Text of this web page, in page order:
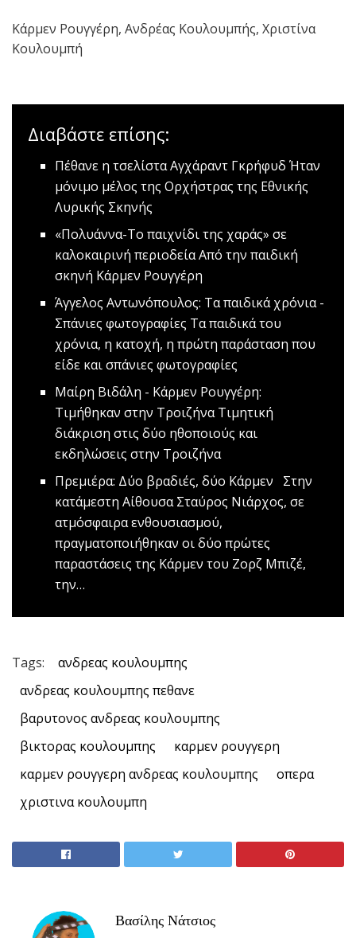
Κάρμεν Ρουγγέρη, Ανδρέας Κουλουμπής, Χριστίνα
Κουλουμπή
Διαβάστε επίσης:
Πέθανε η τσελίστα Αγχάραντ Γκρήφυδ Ήταν
μόνιμο μέλος της Ορχήστρας της Εθνικής
Λυρικής Σκηνής
«Πολυάννα-Το παιχνίδι της χαράς» σε
καλοκαιρινή περιοδείαΑπό την παιδική
σκηνή Κάρμεν Ρουγγέρη
Άγγελος Αντωνόπουλος: Τα παιδικά χρόνια -
Σπάνιες φωτογραφίες Τα παιδικά του
χρόνια, η κατοχή, η πρώτη παράσταση που
είδε και σπάνιες φωτογραφίες
Μαίρη Βιδάλη - Κάρμεν Ρουγγέρη:
Τιμήθηκαν στην ΤροιζήναΤιμητική
διάκριση στις δύο ηθοποιούς και
εκδηλώσεις στην Τροιζήνα
Πρεμιέρα: Δύο βραδιές, δύο Κάρμεν Στην
κατάμεστη Αίθουσα Σταύρος Νιάρχος, σε
ατμόσφαιρα ενθουσιασμού,
πραγματοποιήθηκαν οι δύο πρώτες
παραστάσεις της Κάρμεν του Ζορζ Μπιζέ,
την…
Tags:
ανδρεας κουλουμπης
ανδρεας κουλουμπης πεθανε
βαρυτονος ανδρεας κουλουμπης
βικτορας κουλουμπης
καρμεν ρουγγερη
καρμεν ρουγγερη ανδρεας κουλουμπης
οπερα
χριστινα κουλουμπη
Βασίλης Νάτσιος